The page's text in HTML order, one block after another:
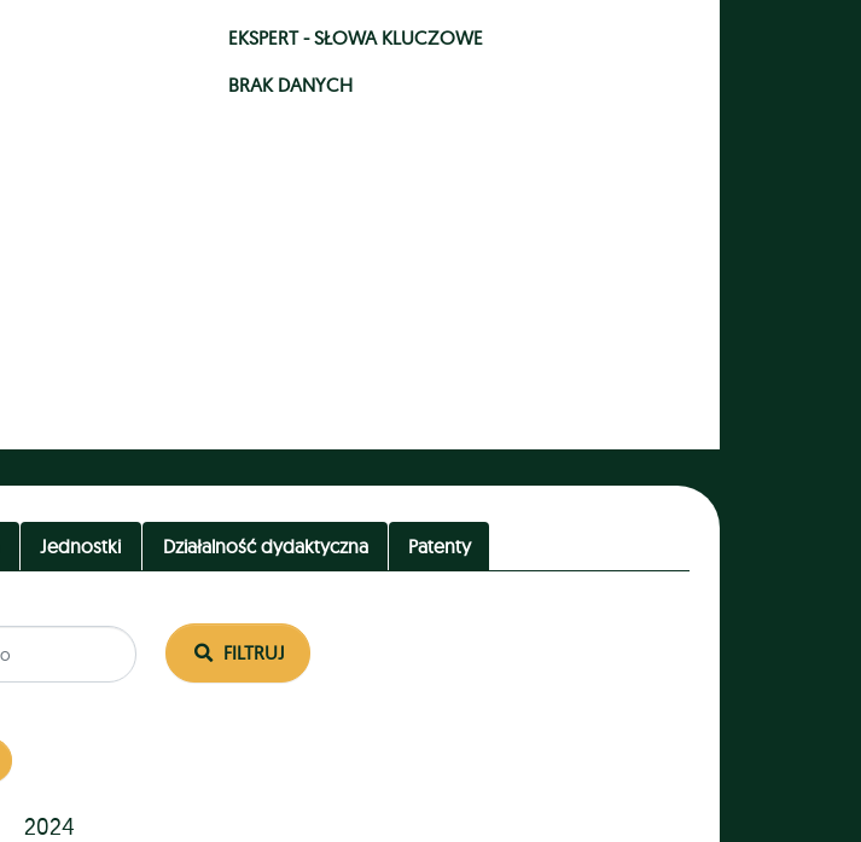
EKSPERT - SŁOWA KLUCZOWE
BRAK DANYCH
Jednostki Działalność dydaktyczna Patenty
FILTRUJ
2024